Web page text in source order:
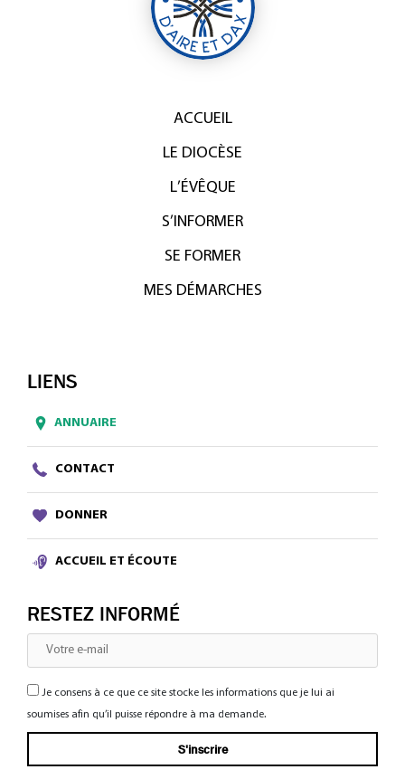
ACCUEIL
LE DIOCÈSE
L’ÉVÊQUE
S’INFORMER
SE FORMER
MES DÉMARCHES
LIENS
ANNUAIRE
CONTACT
DONNER
ACCUEIL ET ÉCOUTE
RESTEZ INFORMÉ
Je consens à ce que ce site stocke les informations que je lui ai
soumises afin qu’il puisse répondre à ma demande.